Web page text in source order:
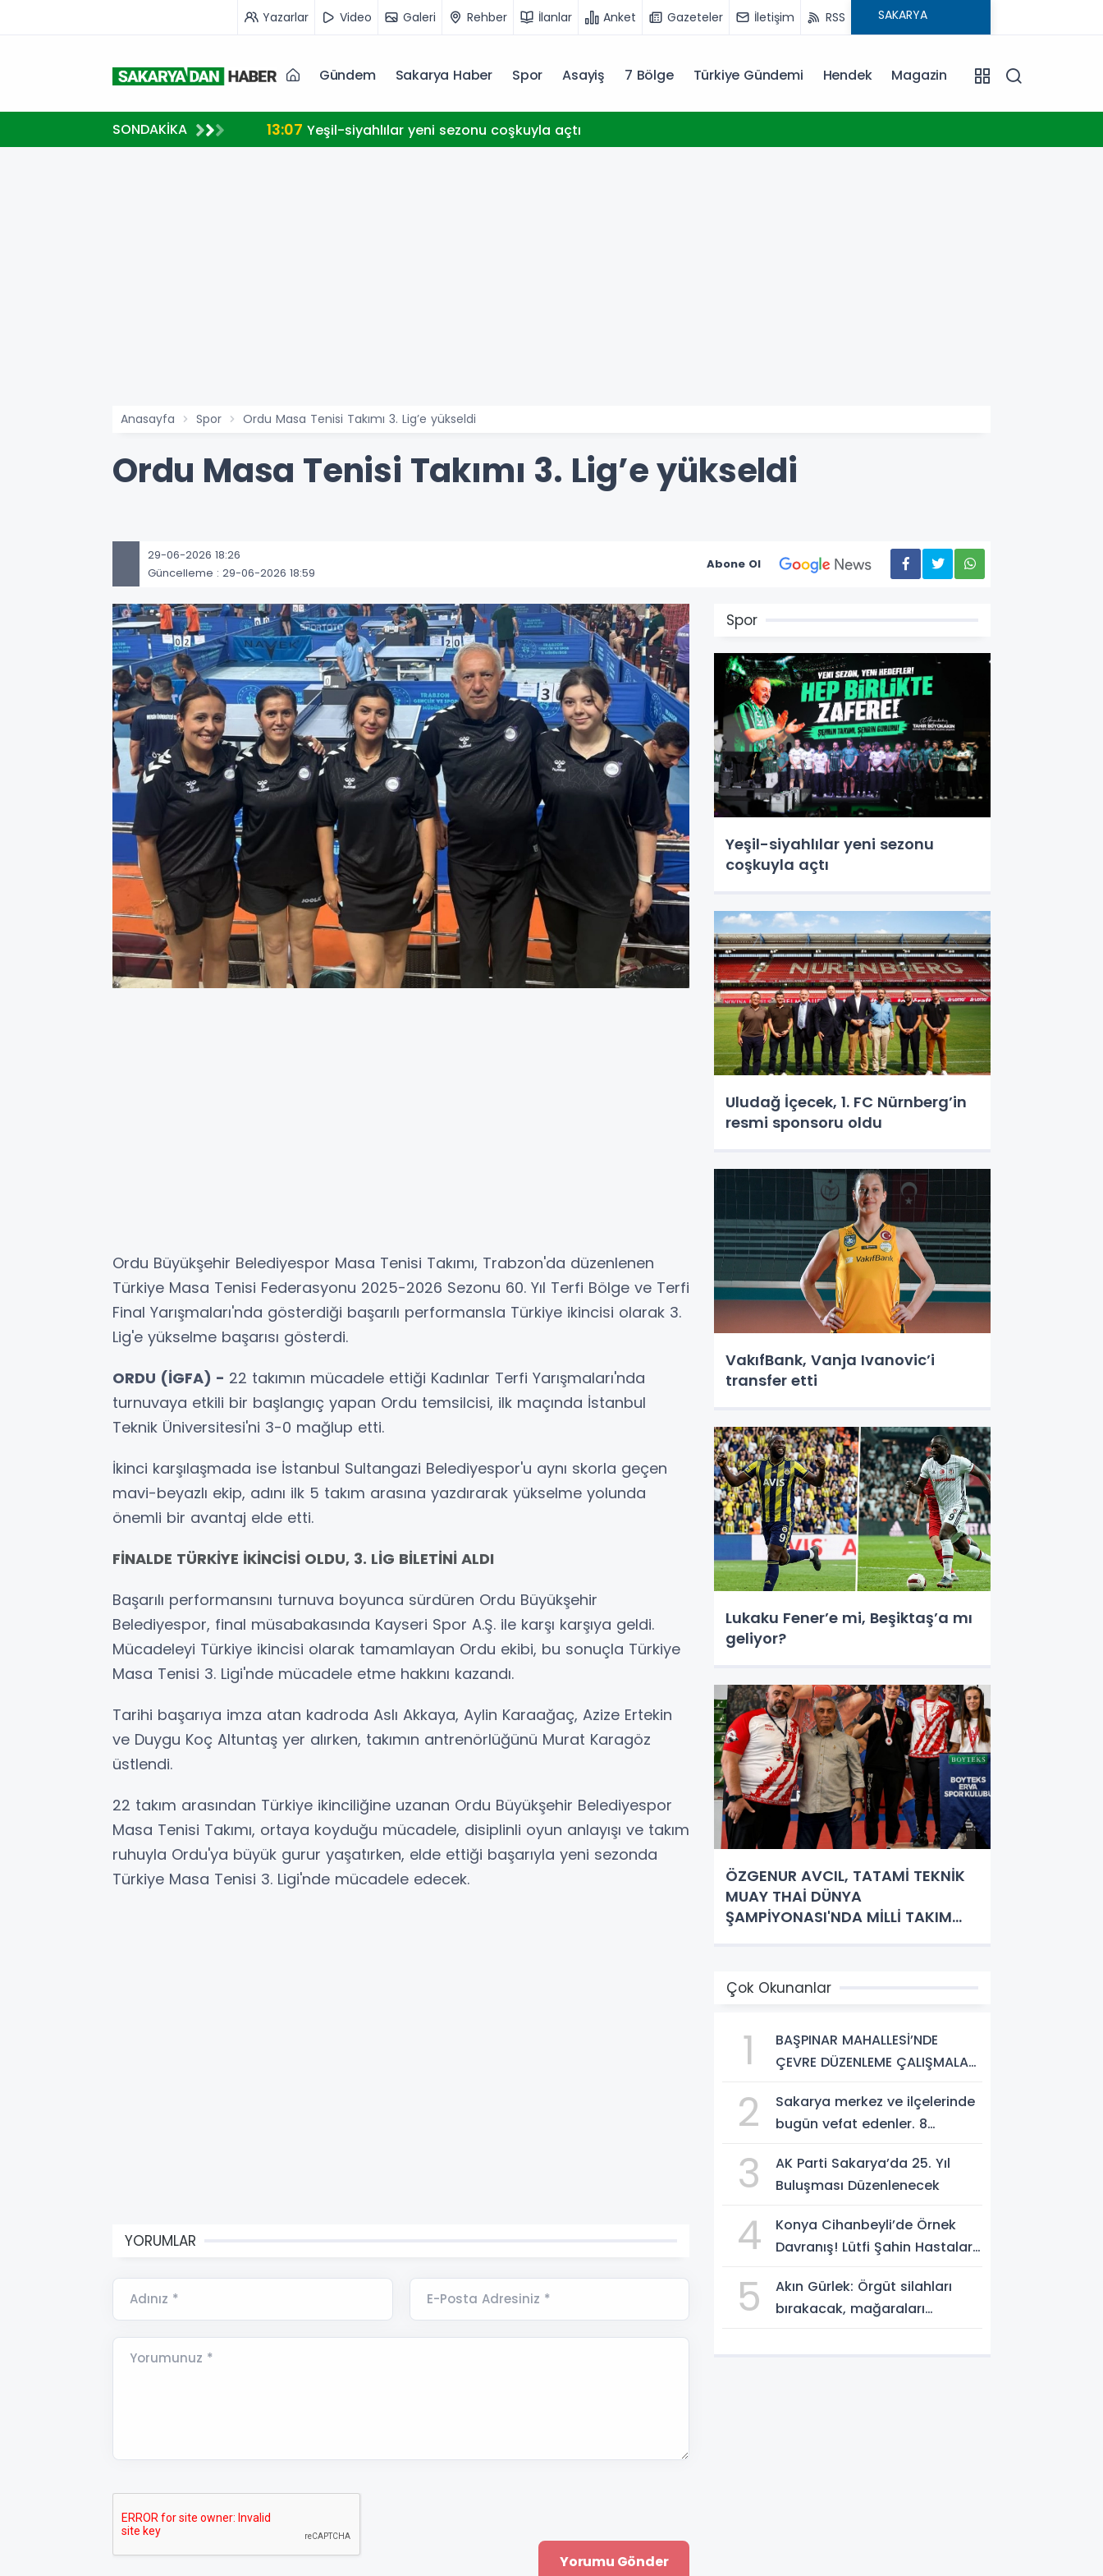
Yazarlar Video Galeri Rehber İlanlar Anket Gazeteler İletişim RSS
Gündem Sakarya Haber Spor Asayiş 7 Bölge Türkiye Gündemi Hendek Magazin
SONDAKİKA 13:07 Yeşil-siyahlılar yeni sezonu coşkuyla açtı
Anasayfa Spor Ordu Masa Tenisi Takımı 3. Lig’e yükseldi
Ordu Masa Tenisi Takımı 3. Lig’e yükseldi
29-06-2026 18:26
Güncelleme : 29-06-2026 18:59
Abone Ol
Ordu Büyükşehir Belediyespor Masa Tenisi Takımı, Trabzon'da düzenlenen
Türkiye Masa Tenisi Federasyonu 2025-2026 Sezonu 60. Yıl Terfi Bölge ve Terfi
Final Yarışmaları'nda gösterdiği başarılı performansla Türkiye ikincisi olarak 3.
Lig'e yükselme başarısı gösterdi.
ORDU (İGFA) - 22 takımın mücadele ettiği Kadınlar Terfi Yarışmaları'nda
turnuvaya etkili bir başlangıç yapan Ordu temsilcisi, ilk maçında İstanbul
Teknik Üniversitesi'ni 3-0 mağlup etti.
İkinci karşılaşmada ise İstanbul Sultangazi Belediyespor'u aynı skorla geçen
mavi-beyazlı ekip, adını ilk 5 takım arasına yazdırarak yükselme yolunda
önemli bir avantaj elde etti.
FİNALDE TÜRKİYE İKİNCİSİ OLDU, 3. LİG BİLETİNİ ALDI
Başarılı performansını turnuva boyunca sürdüren Ordu Büyükşehir
Belediyespor, final müsabakasında Kayseri Spor A.Ş. ile karşı karşıya geldi.
Mücadeleyi Türkiye ikincisi olarak tamamlayan Ordu ekibi, bu sonuçla Türkiye
Masa Tenisi 3. Ligi'nde mücadele etme hakkını kazandı.
Tarihi başarıya imza atan kadroda Aslı Akkaya, Aylin Karaağaç, Azize Ertekin
ve Duygu Koç Altuntaş yer alırken, takımın antrenörlüğünü Murat Karagöz
üstlendi.
22 takım arasından Türkiye ikinciliğine uzanan Ordu Büyükşehir Belediyespor
Masa Tenisi Takımı, ortaya koyduğu mücadele, disiplinli oyun anlayışı ve takım
ruhuyla Ordu'ya büyük gurur yaşatırken, elde ettiği başarıyla yeni sezonda
Türkiye Masa Tenisi 3. Ligi'nde mücadele edecek.
YORUMLAR
Adınız * E-Posta Adresiniz *
Yorumunuz *
Spor
Yeşil-siyahlılar yeni sezonu
coşkuyla açtı
Uludağ İçecek, 1. FC Nürnberg’in
resmi sponsoru oldu
VakıfBank, Vanja Ivanovic’i
transfer etti
Lukaku Fener’e mi, Beşiktaş’a mı
geliyor?
ÖZGENUR AVCIL, TATAMİ TEKNİK
MUAY THAİ DÜNYA
ŞAMPİYONASI'NDA MİLLİ TAKIM
Çok Okunanlar
1
BAŞPINAR MAHALLESİ’NDE
ÇEVRE DÜZENLEME ÇALIŞMALARI
2
Sakarya merkez ve ilçelerinde
bugün vefat edenler. 8
3
AK Parti Sakarya’da 25. Yıl
Buluşması Düzenlenecek
4
Konya Cihanbeyli’de Örnek
Davranış! Lütfi Şahin Hastalara
5
Akın Gürlek: Örgüt silahları
bırakacak, mağaraları